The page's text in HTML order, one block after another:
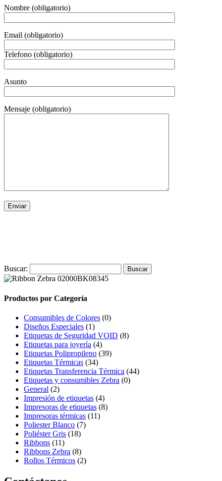
Nombre (obligatorio)
Email (obligatorio)
Telefono (obligatorio)
Asunto
Mensaje (obligatorio)
Buscar:
Productos por Categoría
Consumibles de Colores (0)
Diseños Especiales (1)
Etiquetas de Seguridad VOID (8)
Etiquetas para joyería (4)
Etiquetas Polipropileno (39)
Etiquetas Térmicas (34)
Etiquetas Transferencia Térmica (44)
Etiquetas y consumibles Zebra (0)
General (2)
Impresión de etiquetas (4)
Impresoras de etiquetas (8)
Impresoras térmicas (11)
Poliester Blanco (7)
Poliéster Gris (18)
Ribbons (11)
Ribbons Zebra (8)
Rollos Térmicos (2)